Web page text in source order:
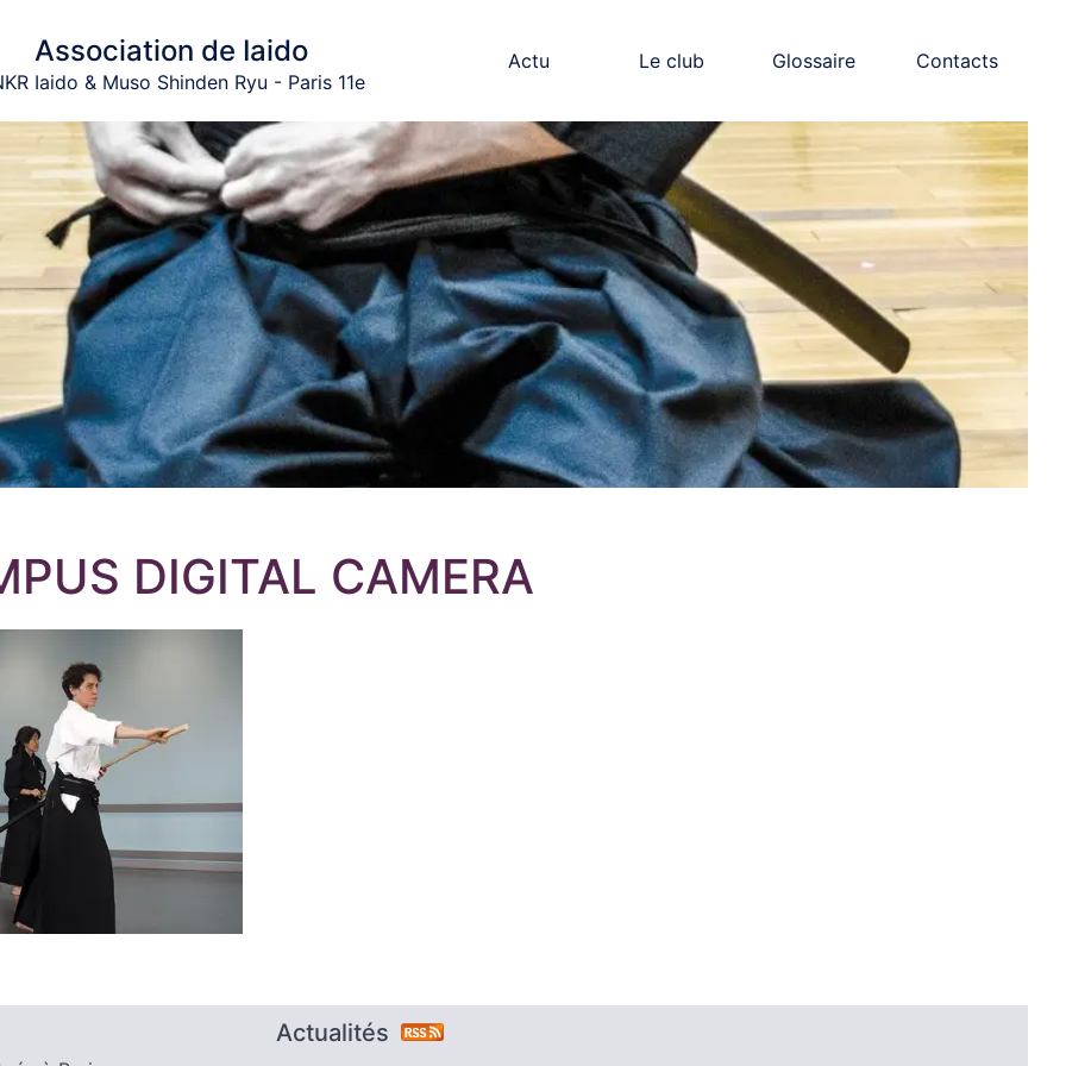
Association de Iaido
Iaido & Muso Shinden Ryu - Paris 11e
Actu Le club Glossaire Contacts
DIGITAL CAMERA
Actualités